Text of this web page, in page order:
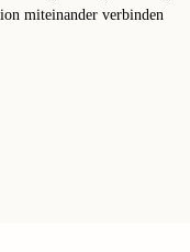
miteinander verbinden